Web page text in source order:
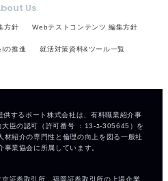
Us
方針 Webテストコンテンツ 編集方針
の推進 就活対策資料&ツール一覧